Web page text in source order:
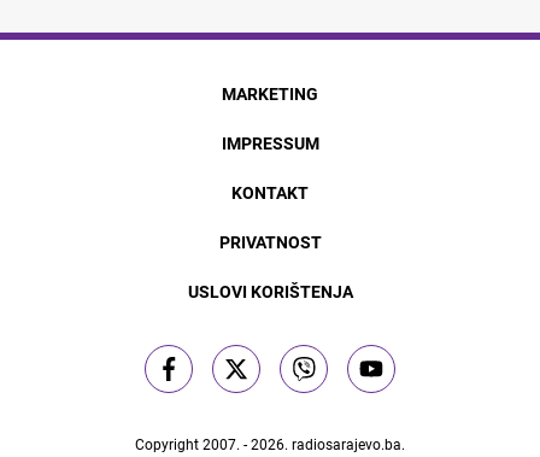
MARKETING
IMPRESSUM
KONTAKT
PRIVATNOST
USLOVI KORIŠTENJA
Copyright 2007. - 2026. radiosarajevo.ba.